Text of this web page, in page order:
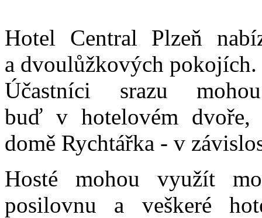
Hotel Central Plzeň
a dvoulůžkových pokojích.
Účastníci srazu
buď v hotelovém dvoře,
domě Rychtářka - v
Hosté mohou využít
posilovnu a veškeré